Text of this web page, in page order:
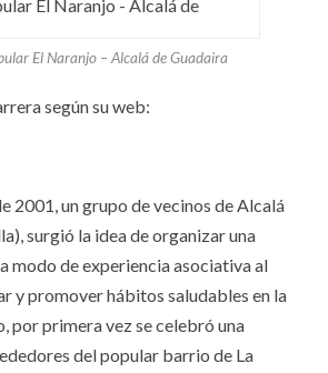
El Naranjo – Alcalá de Guadaira
según su web:
2001, un grupo de vecinos de Alcalá
surgió la idea de organizar una
modo de experiencia asociativa al
y promover hábitos saludables en la
por primera vez se celebró una
del popular barrio de La